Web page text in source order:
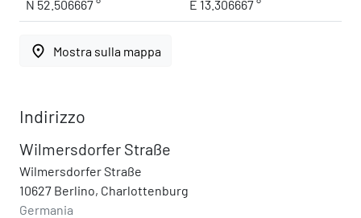
N 52.506667 ° E 13.306667 °
place Mostra sulla mappa
Indirizzo
Wilmersdorfer Straße
Wilmersdorfer Straße
10627 Berlino, Charlottenburg
Germania